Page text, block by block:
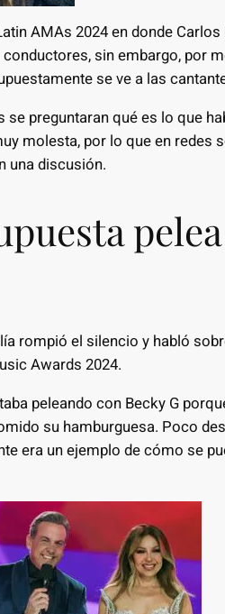
AMAs 2024 en donde
sin embargo, por
se ve a las
preguntaran qué es lo que
molesta, por lo que en redes
una discusión.
rompió el silencio y habló
Awards 2024.
peleando con Becky G
su hamburguesa. Poco
era un ejemplo de cómo se